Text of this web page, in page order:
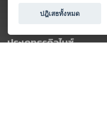
ประเภทธุรกิจไมซ์
ปฎิเสธทั้งหมด